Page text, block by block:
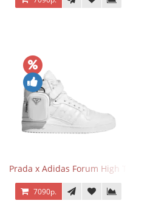
Prada x Adidas Forum High Triple White
7090р.